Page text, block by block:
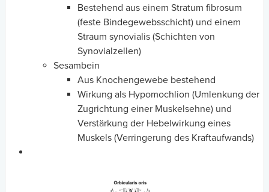
Bestehend aus einem Stratum fibrosum
(feste Bindegewebsschicht) und einem
Straum synovialis (Schichten von
Synovialzellen)
Sesambein
Aus Knochengewebe bestehend
Wirkung als Hypomochlion (Umlenkung der
Zugrichtung einer Muskelsehne) und
Verstärkung der Hebelwirkung eines
Muskels (Verringerung des Kraftaufwands)